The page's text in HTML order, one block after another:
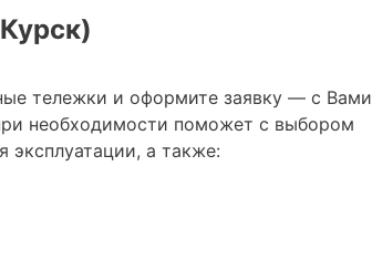
тележки и оформите заявку — с Вами
необходимости поможет с выбором
эксплуатации, а также: